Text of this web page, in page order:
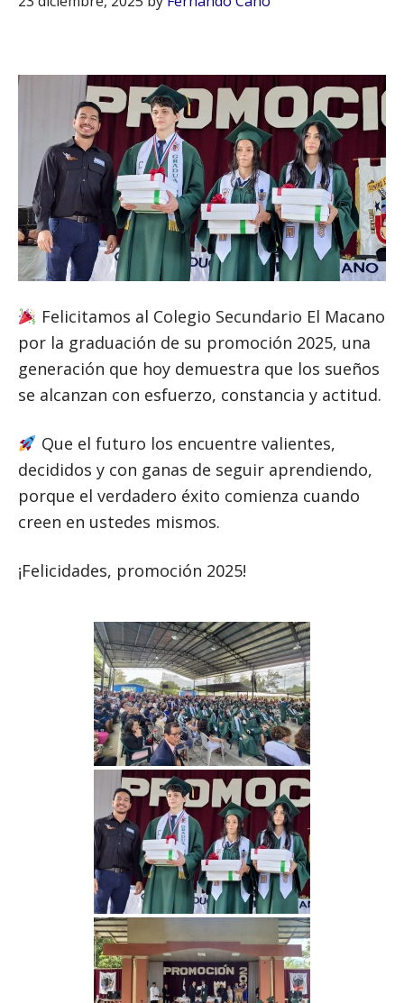
Felicitamos al Colegio Secundario El Macano
por la graduación de su promoción 2025, una
generación que hoy demuestra que los sueños
se alcanzan con esfuerzo, constancia y actitud.
Que el futuro los encuentre valientes,
decididos y con ganas de seguir aprendiendo,
porque el verdadero éxito comienza cuando
creen en ustedes mismos.
¡Felicidades, promoción 2025!